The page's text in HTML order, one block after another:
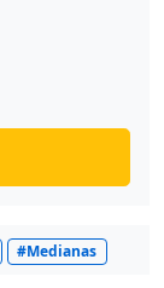
#Medianas